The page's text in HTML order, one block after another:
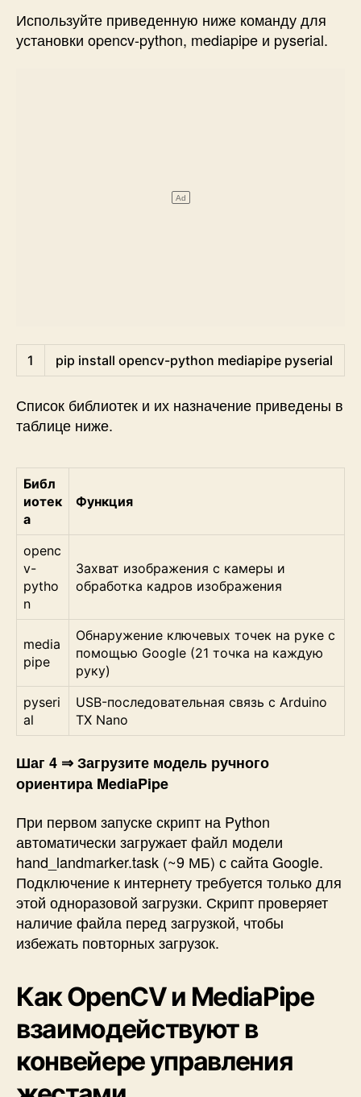
Используйте приведенную ниже команду для
установки opencv-python, mediapipe и pyserial.
Shell
1 pip install opencv-python mediapipe pyserial
Список библиотек и их назначение приведены в
таблице ниже.
Библ
иотек
а
Функция
openc
v-
pytho
n
Захват изображения с камеры и
обработка кадров изображения
media
pipe
Обнаружение ключевых точек на руке с
помощью Google (21 точка на каждую
руку)
pyseri
al
USB-последовательная связь с Arduino
TX Nano
Шаг 4 ⇒ Загрузите модель ручного
ориентира MediaPipe
При первом запуске скрипт на Python
автоматически загружает файл модели
hand_landmarker.task (~9 МБ) с сайта Google.
Подключение к интернету требуется только для
этой одноразовой загрузки. Скрипт проверяет
наличие файла перед загрузкой, чтобы
избежать повторных загрузок.
Как OpenCV и MediaPipe
взаимодействуют в
конвейере управления